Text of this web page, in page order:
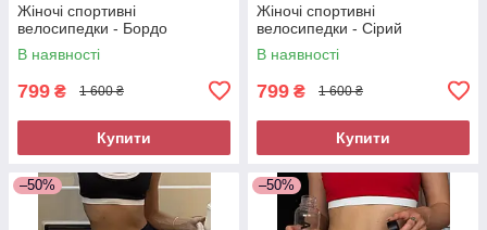
Жіночі спортивні
велосипедки - Бордо
В наявності
799 ₴ 1 600 ₴
Купити
Жіночі спортивні
велосипедки - Сірий
В наявності
799 ₴ 1 600 ₴
Купити
–50% –50%